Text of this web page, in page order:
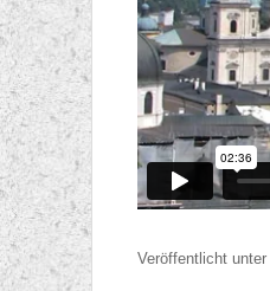
Veröffentlicht unter